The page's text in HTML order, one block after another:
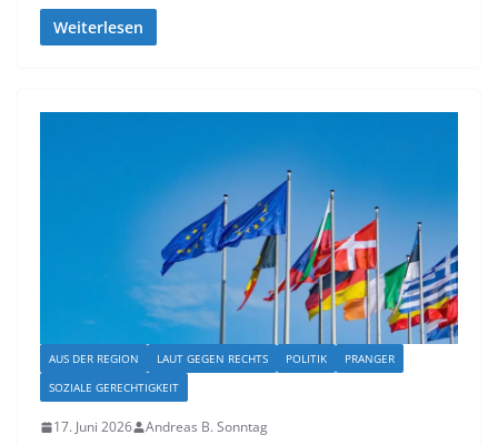
Weiterlesen
AUS DER REGION LAUT GEGEN RECHTS POLITIK
PRANGER
SOZIALE GERECHTIGKEIT
17. Juni 2026 Andreas B. Sonntag